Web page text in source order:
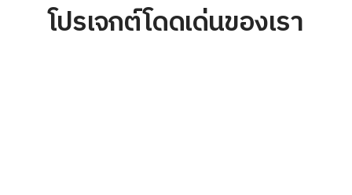
โปรเจกต์โดดเด่นของเรา